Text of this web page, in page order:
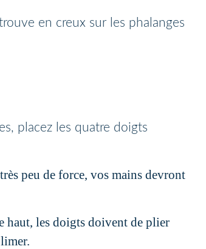
en creux sur les phalanges
placez les quatre doigts
peu de force, vos mains devront
haut, les doigts doivent de plier